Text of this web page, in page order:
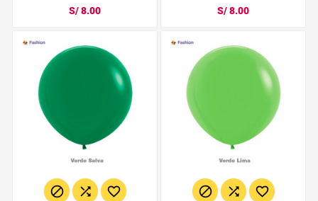
S/ 8.00
S/ 8.00
     